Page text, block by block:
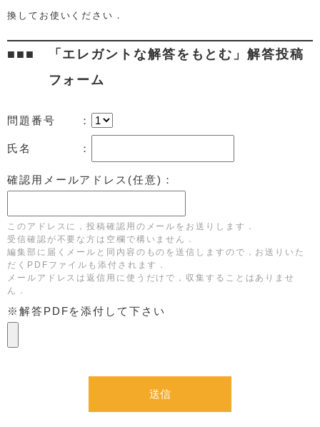
換してお使いください．
「エレガントな解答をもとむ」解答投稿
フォーム
問題番号 ：
氏名 ：
確認用メールアドレス(任意)：
このアドレスに，投稿確認用のメールをお送りします．
受信確認が不要な方は空欄で構いません．
編集部に届くメールと同内容のものを送信しますので，お送りいた
だくPDFファイルも添付されます．
メールアドレスは返信用に使うだけで，収集することはありませ
ん．
※解答PDFを添付して下さい